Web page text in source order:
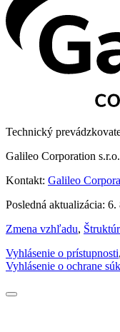
Technický
Galileo Corporation
Kontakt: Galileo
Posledná aktualizácia: 6.
Zmena vzhľadu,
Vyhlásenie o prístupnosti,
Vyhlásenie o ochrane